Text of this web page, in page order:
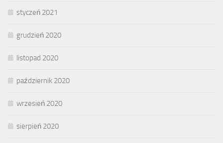
styczeń 2021
grudzień 2020
listopad 2020
październik 2020
wrzesień 2020
sierpień 2020